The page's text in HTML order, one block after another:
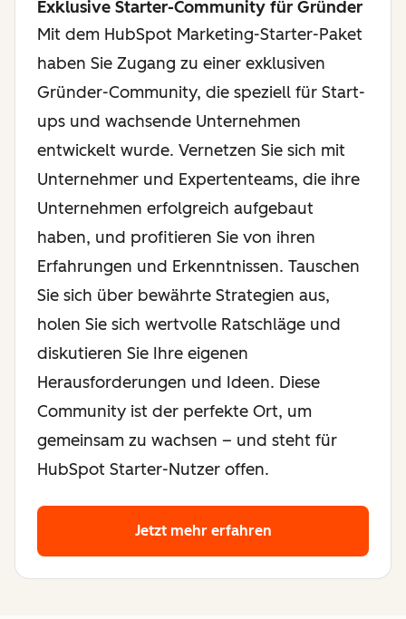
Exklusive Starter-Community für Gründer
Mit dem HubSpot Marketing-Starter-Paket
haben Sie Zugang zu einer exklusiven
Gründer-Community, die speziell für Start-
ups und wachsende Unternehmen
entwickelt wurde. Vernetzen Sie sich mit
Unternehmer und Expertenteams, die ihre
Unternehmen erfolgreich aufgebaut
haben, und profitieren Sie von ihren
Erfahrungen und Erkenntnissen. Tauschen
Sie sich über bewährte Strategien aus,
holen Sie sich wertvolle Ratschläge und
diskutieren Sie Ihre eigenen
Herausforderungen und Ideen. Diese
Community ist der perfekte Ort, um
gemeinsam zu wachsen – und steht für
HubSpot Starter-Nutzer offen.
Jetzt mehr erfahren